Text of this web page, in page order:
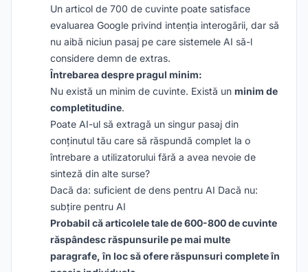
Un articol de 700 de cuvinte poate satisface
evaluarea Google privind intenția interogării, dar să
nu aibă niciun pasaj pe care sistemele AI să-l
considere demn de extras.
Întrebarea despre pragul minim:
Nu există un minim de cuvinte. Există un minim de
completitudine.
Poate AI-ul să extragă un singur pasaj din
conținutul tău care să răspundă complet la o
întrebare a utilizatorului fără a avea nevoie de
sinteză din alte surse?
Dacă da: suficient de dens pentru AI Dacă nu:
subțire pentru AI
Probabil că articolele tale de 600-800 de cuvinte
răspândesc răspunsurile pe mai multe
paragrafe, în loc să ofere răspunsuri complete în